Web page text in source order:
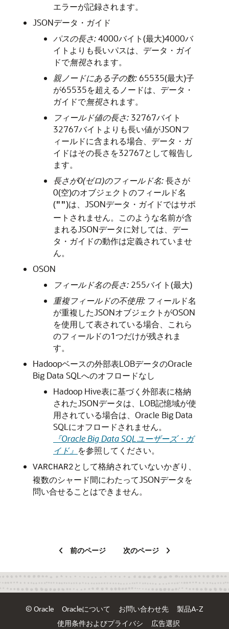
エラーが記録されます。
JSONデータ・ガイド
パスの長さ:4000バイト(最大)4000バ
イトよりも長いパスは、データ・ガイ
ドで無視されます。
親ノードにある子の数:65535(最大)子
が65535を超えるノードは、データ・
ガイドで無視されます。
フィールド値の長さ: 32767バイト
32767バイトよりも長い値がJSONフ
ィールドに含まれる場合、データ・ガ
イドはその長さを32767として報告し
ます。
長さが0(ゼロ)のフィールド名:長さが
0(空)のオブジェクトのフィールド名
("")は、JSONデータ・ガイドではサポ
ートされません。このような名前が含
まれるJSONデータに対しては、デー
タ・ガイドの動作は定義されていませ
ん。
OSON
フィールド名の長さ: 255バイト(最大)
重複フィールドの不使用: フィールド名
が重複したJSONオブジェクトがOSON
を使用して表されている場合、これら
のフィールドの1つだけが残されま
す。
Hadoopベースの外部表LOBデータのOracle
Big Data SQLへのオフロードなし
Hadoop Hive表に基づく外部表に格納
されたJSONデータは、LOB記憶域が使
用されている場合は、Oracle Big Data
SQLにオフロードされません。
『Oracle Big Data SQLユーザーズ・ガ
イド』 を参照してください。
VARCHAR2として格納されていないかぎり、
複数のシャード間にわたってJSONデータを
問い合せることはできません。
前のページ 次のページ
© Oracle Oracleについて お問い合わせ先
製品A-Z
使用条件およびプライバシ
広告選択